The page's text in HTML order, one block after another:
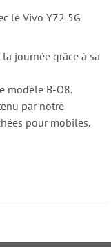
le Vivo Y72 5G
journée grâce à sa
modèle B-O8.
par notre
pour mobiles.